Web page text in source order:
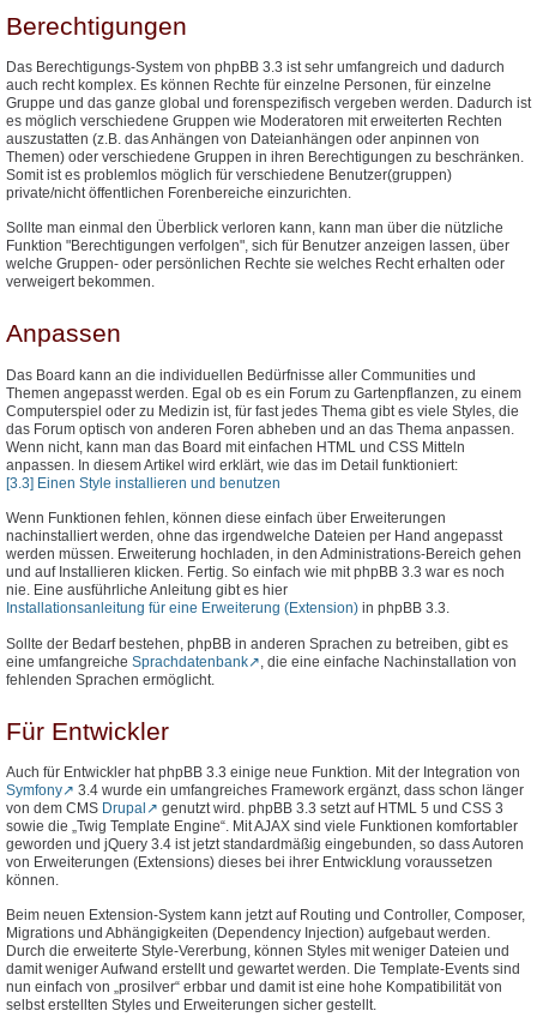
Berechtigungen
Das Berechtigungs-System von phpBB 3.3 ist sehr umfangreich und dadurch
auch recht komplex. Es können Rechte für einzelne Personen, für einzelne
Gruppe und das ganze global und forenspezifisch vergeben werden. Dadurch ist
es möglich verschiedene Gruppen wie Moderatoren mit erweiterten Rechten
auszustatten (z.B. das Anhängen von Dateianhängen oder anpinnen von
Themen) oder verschiedene Gruppen in ihren Berechtigungen zu beschränken.
Somit ist es problemlos möglich für verschiedene Benutzer(gruppen)
private/nicht öffentlichen Forenbereiche einzurichten.
Sollte man einmal den Überblick verloren kann, kann man über die nützliche
Funktion "Berechtigungen verfolgen", sich für Benutzer anzeigen lassen, über
welche Gruppen- oder persönlichen Rechte sie welches Recht erhalten oder
verweigert bekommen.
Anpassen
Das Board kann an die individuellen Bedürfnisse aller Communities und
Themen angepasst werden. Egal ob es ein Forum zu Gartenpflanzen, zu einem
Computerspiel oder zu Medizin ist, für fast jedes Thema gibt es viele Styles, die
das Forum optisch von anderen Foren abheben und an das Thema anpassen.
Wenn nicht, kann man das Board mit einfachen HTML und CSS Mitteln
anpassen. In diesem Artikel wird erklärt, wie das im Detail funktioniert:
[3.3] Einen Style installieren und benutzen
Wenn Funktionen fehlen, können diese einfach über Erweiterungen
nachinstalliert werden, ohne das irgendwelche Dateien per Hand angepasst
werden müssen. Erweiterung hochladen, in den Administrations-Bereich gehen
und auf Installieren klicken. Fertig. So einfach wie mit phpBB 3.3 war es noch
nie. Eine ausführliche Anleitung gibt es hier
Installationsanleitung für eine Erweiterung (Extension) in phpBB 3.3.
Sollte der Bedarf bestehen, phpBB in anderen Sprachen zu betreiben, gibt es
eine umfangreiche Sprachdatenbank
, die eine einfache Nachinstallation von
fehlenden Sprachen ermöglicht.
Für Entwickler
Auch für Entwickler hat phpBB 3.3 einige neue Funktion. Mit der Integration von
Symfony
3.4 wurde ein umfangreiches Framework ergänzt, dass schon länger
von dem CMS Drupal
genutzt wird. phpBB 3.3 setzt auf HTML 5 und CSS 3
sowie die „Twig Template Engine“. Mit AJAX sind viele Funktionen komfortabler
geworden und jQuery 3.4 ist jetzt standardmäßig eingebunden, so dass Autoren
von Erweiterungen (Extensions) dieses bei ihrer Entwicklung voraussetzen
können.
Beim neuen Extension-System kann jetzt auf Routing und Controller, Composer,
Migrations und Abhängigkeiten (Dependency Injection) aufgebaut werden.
Durch die erweiterte Style-Vererbung, können Styles mit weniger Dateien und
damit weniger Aufwand erstellt und gewartet werden. Die Template-Events sind
nun einfach von „prosilver“ erbbar und damit ist eine hohe Kompatibilität von
selbst erstellten Styles und Erweiterungen sicher gestellt.